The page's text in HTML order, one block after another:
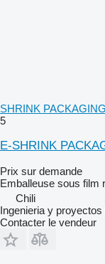
SHRINK
5
E-SHRINK
Prix sur demande
Emballeuse sous film
Chili
Ingenieria y
Contacter le vendeur